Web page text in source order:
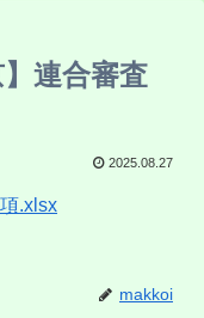
連合審査
2025.08.27
.xlsx
makkoi